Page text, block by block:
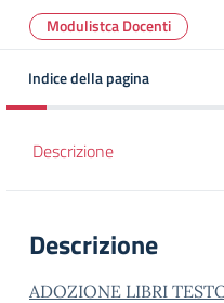
Modulistca Docenti
Indice della pagina
Descrizione
Descrizione
ADOZIONE LIBRI